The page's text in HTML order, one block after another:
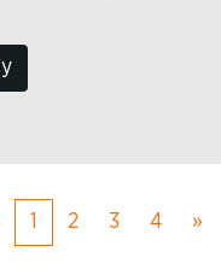
1 2 3 4 »